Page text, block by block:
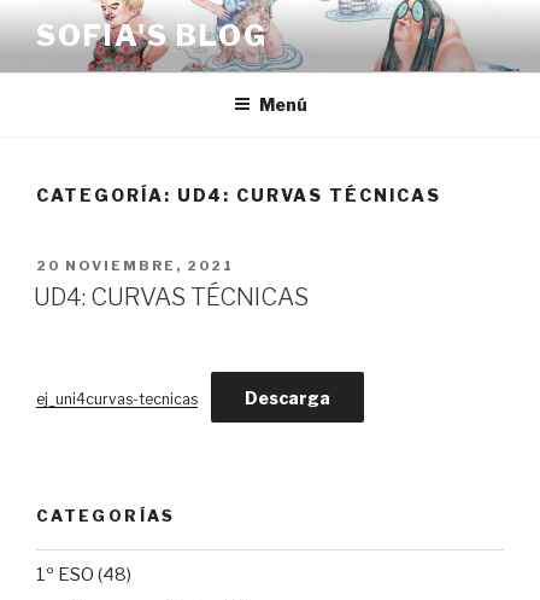
contenido
SOFIA'S BLOG
Menú
CATEGORÍA: UD4: CURVAS TÉCNICAS
PUBLICADO
EL
20 NOVIEMBRE, 2021
UD4: CURVAS TÉCNICAS
ej_uni4curvas-tecnicas Descarga
CATEGORÍAS
1º ESO (48)